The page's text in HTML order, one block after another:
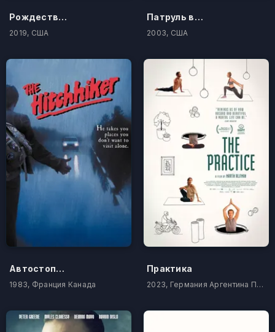
Рождество по-американски
2019, США
Патруль времени 2: Берлинское решение
2003, США
Автостопщик
1983, Франция Канада
Практика
2023, Германия Аргентина Португалия Чили